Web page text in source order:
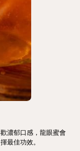
濃郁口感，龍眼蜜會
最佳功效。